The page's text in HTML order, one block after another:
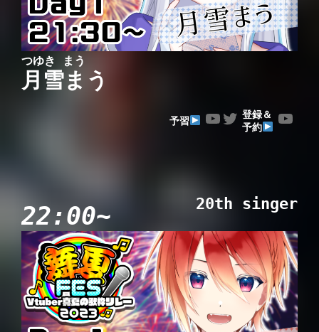
つゆき まう
月雪まう
予習 YouTube Twitter
登録＆
予約
YouTube
22:00~ 20th singer